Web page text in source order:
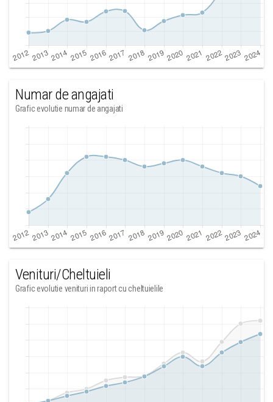
Numar de angajati
Grafic evolutie numar de angajati
Venituri/Cheltuieli
Grafic evolutie venituri in raport cu cheltuielile